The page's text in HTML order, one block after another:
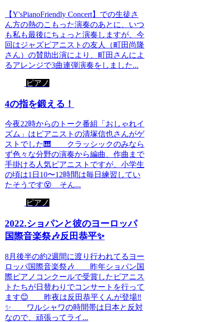
【Y'sPianoFriendly Concert】での生徒さ
ん方の熱のこもった演奏のあとに、いつ
も私も最後にちょっと演奏しますが、今
回はジャズピアニストの友人（町田尚隆
さん）の賛助出演により、町田さんによ
るアレンジで3曲連弾演奏をしました...
ピアノ
4の指を鍛える！
今夜22時からのトーク番組「おしゃれイ
ズム」はピアニストの清塚信也さんがゲ
ストでした🎹 クラッシックのみなら
ず色々な分野の演奏から編曲、作曲まで
手掛ける人気ピアニストですが、小学生
の頃は1日10〜12時間は毎日練習してい
たそうです😵 そん...
ピアノ
2022.ショパンと彼のヨーロッパ
国際音楽祭🎶反田恭平✨
8月後半の約2週間に渡り行われてるヨー
ロッパ国際音楽祭🎶 昨年ショパン国
際ピアノコンクールで受賞したピアニス
トたちが日替わりでコンサートを行って
ます😊 昨夜は反田恭平くんが登場‼️
✨ ワルシャワの時間帯は日本と反対
なので、頑張ってライ...